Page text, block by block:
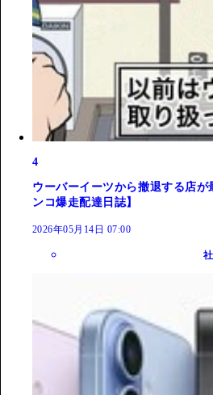
4
ウーバーイーツから撤退する店が
ンコ爆走配達日誌】
2026年05月14日 07:00